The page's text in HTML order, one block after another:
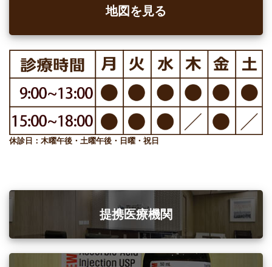
地図を見る
休診日：木曜午後・土曜午後・日曜・祝日
提携医療機関